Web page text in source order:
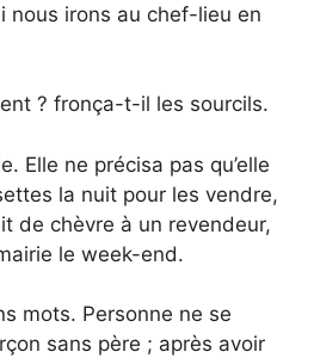
nous irons au chef-lieu en
? fronça-t-il les sourcils.
Elle ne précisa pas qu’elle
la nuit pour les vendre,
de chèvre à un revendeur,
le week-end.
mots. Personne ne se
sans père ; après avoir